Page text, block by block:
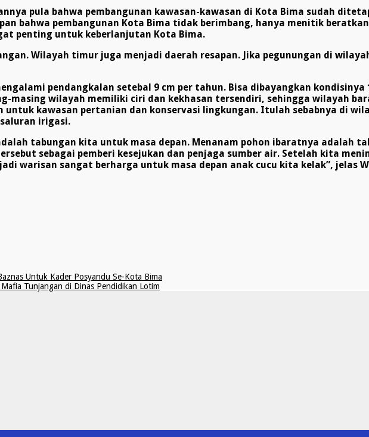
pula bahwa pembangunan kawasan-kawasan di Kota Bima sudah
bahwa pembangunan Kota Bima tidak berimbang, hanya menitik
penting untuk keberlanjutan Kota Bima.
Wilayah timur juga menjadi daerah resapan. Jika pegunungan di
pendangkalan setebal 9 cm per tahun. Bisa dibayangkan kondisinya
masing wilayah memiliki ciri dan kekhasan tersendiri, sehingga wilayah
kawasan pertanian dan konservasi lingkungan. Itulah sebabnya di
irigasi.
tabungan kita untuk masa depan. Menanam pohon ibaratnya adalah
sebagai pemberi kesejukan dan penjaga sumber air. Setelah kita
warisan sangat berharga untuk masa depan anak cucu kita kelak”, jelas
Untuk Kader Posyandu Se-Kota Bima
Tunjangan di Dinas Pendidikan Lotim